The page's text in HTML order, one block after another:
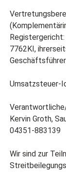
7762KI,
Umsatzsteuer-
Kervin Groth,
04351-883139
Wir sind zur